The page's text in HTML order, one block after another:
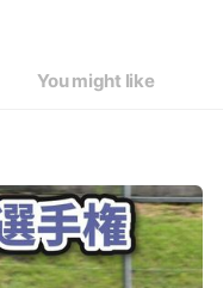
You might like